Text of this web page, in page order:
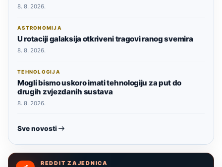
8. 8. 2026.
ASTRONOMIJA
U rotaciji galaksija otkriveni tragovi ranog svemira
8. 8. 2026.
TEHNOLOGIJA
Mogli bismo uskoro imati tehnologiju za put do
drugih zvjezdanih sustava
8. 8. 2026.
Sve novosti
REDDIT ZAJEDNICA